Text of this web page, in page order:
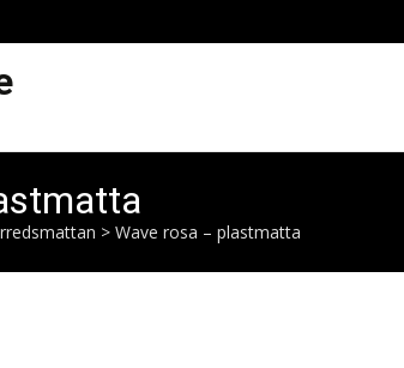
> Wave rosa – plastmatta